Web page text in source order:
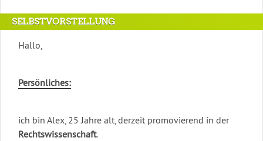
verschiedene
Rahmendaten
Antrag
SELBSTVORSTELLUNG
Hallo,
Persönliches:
ich bin Alex, 25 Jahre alt, derzeit promovierend in der
Rechtswissenschaft.